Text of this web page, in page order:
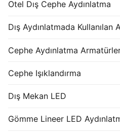
Otel Dış Cephe Aydınlatma
Dış Aydınlatmada Kullanılan
Cephe Aydınlatma
Cephe Işıklandırma
Dış Mekan LED
Gömme Lineer LED